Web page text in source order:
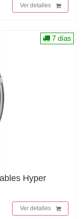
Ver detalles
Hyper
Ver detalles
7 días